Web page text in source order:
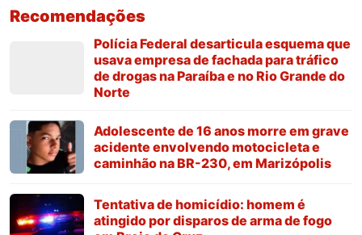
Recomendações
Polícia Federal desarticula esquema que
usava empresa de fachada para tráfico
de drogas na Paraíba e no Rio Grande do
Norte
Adolescente de 16 anos morre em grave
acidente envolvendo motocicleta e
caminhão na BR-230, em Marizópolis
Tentativa de homicídio: homem é
atingido por disparos de arma de fogo